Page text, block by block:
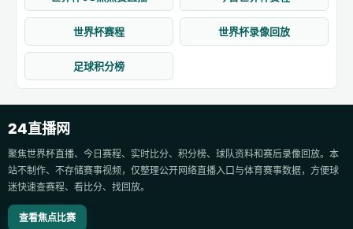
世界杯赛程 世界杯录像回放
足球积分榜
24直播网
聚焦世界杯直播、今日赛程、实时比分、积分榜、球队资料和赛后录像回放。本
站不制作、不存储赛事视频，仅整理公开网络直播入口与体育赛事数据，方便球
迷快速查赛程、看比分、找回放。
查看焦点比赛